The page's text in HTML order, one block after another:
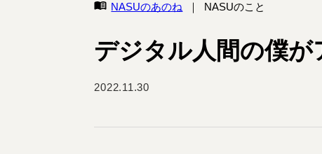
デジタル人間の僕が
NASUのあのね NASUのこと
2022.11.30